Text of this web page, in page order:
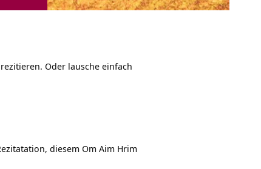
Oder lausche einfach
diesem Om Aim Hrim